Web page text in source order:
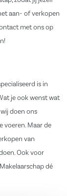
aan- of verkopen
met ons op
is in
je ook wenst wat
doen ons
voeren. Maar de
van
Ook voor
dé